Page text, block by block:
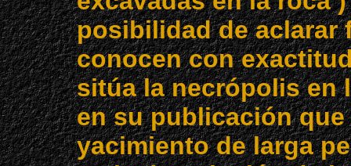
posibilidad de aclarar
conocen con
sitúa la necrópolis en
en su publicación
yacimiento de larga